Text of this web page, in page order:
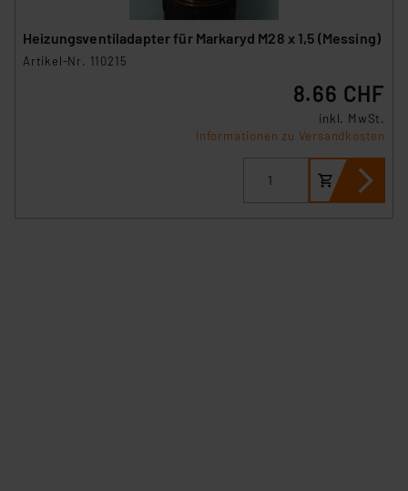
Heizungsventiladapter für Markaryd M28 x 1,5 (Messing)
Artikel-Nr. 110215
8.66 CHF
inkl. MwSt.
Informationen zu Versandkosten